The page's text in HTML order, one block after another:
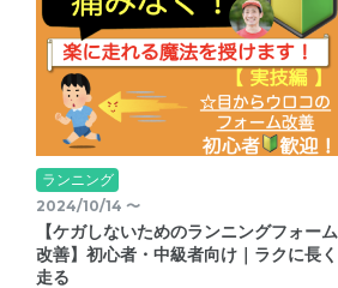
ランニング
2024/10/14 〜
【ケガしないためのランニングフォーム
改善】初心者・中級者向け｜ラクに長く
走る